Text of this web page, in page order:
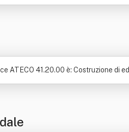
ATECO 41.20.00 è: Costruzione di